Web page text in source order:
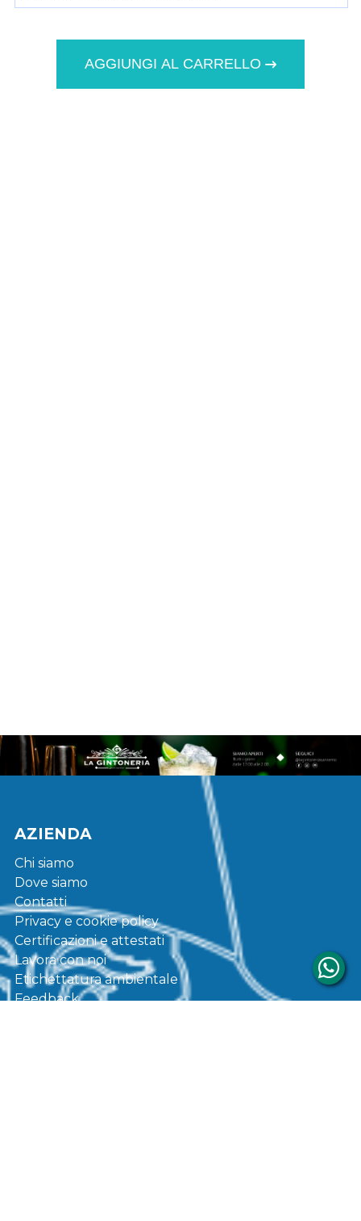
AGGIUNGI AL CARRELLO
AZIENDA
Chi siamo
Dove siamo
Contatti
Privacy e cookie policy
Certificazioni e attestati
Lavora con noi
Etichettatura ambientale
Feedback